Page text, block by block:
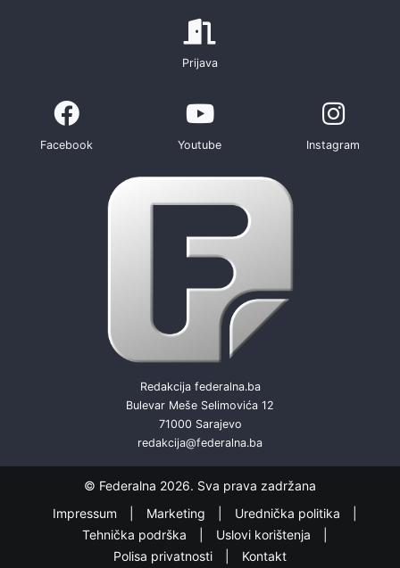
Prijava
Facebook Youtube Instagram
Redakcija federalna.ba
Bulevar Meše Selimovića 12
71000 Sarajevo
redakcija@federalna.ba
© Federalna 2026. Sva prava zadržana
Impressum
Marketing
Urednička politika
Tehnička podrška
Uslovi korištenja
Polisa privatnosti
Kontakt